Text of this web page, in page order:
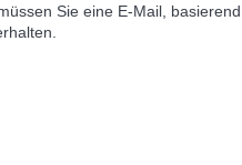
Sie eine E-Mail, basierend